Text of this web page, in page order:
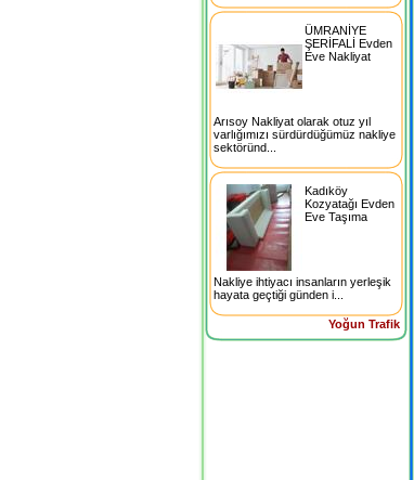
ÜMRANİYE
ŞERİFALİ Evden
Eve Nakliyat
Arısoy Nakliyat olarak otuz yıl
varlığımızı sürdürdüğümüz nakliye
sektöründ...
Kadıköy
Kozyatağı Evden
Eve Taşıma
Nakliye ihtiyacı insanların yerleşik
hayata geçtiği günden i...
Yoğun Trafik